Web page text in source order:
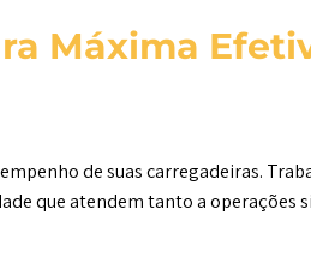
Máxima
de suas carregadeiras.
que atendem tanto a operações